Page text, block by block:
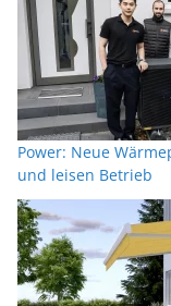
Power: Neue
und leisen Betrieb